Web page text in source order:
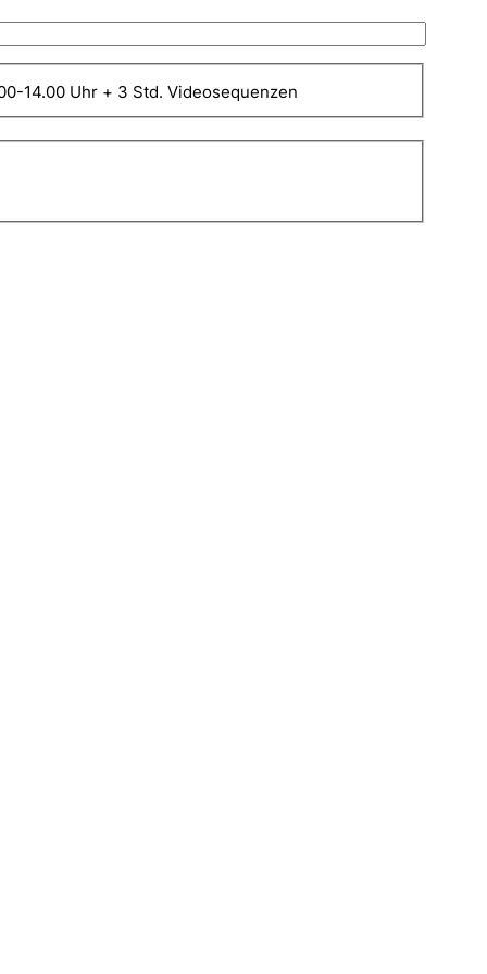
14.00 Uhr + 3 Std. Videosequenzen